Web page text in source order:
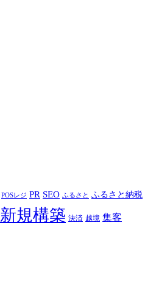
POSレジ PR SEO ふるさと ふるさと納税
新規構築 決済 越境 集客